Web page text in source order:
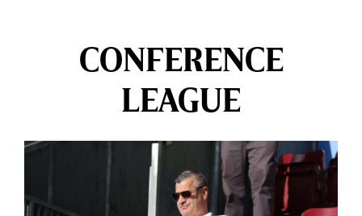
CONFERENCE
LEAGUE